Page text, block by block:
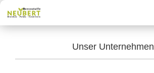
Unser Unternehmen